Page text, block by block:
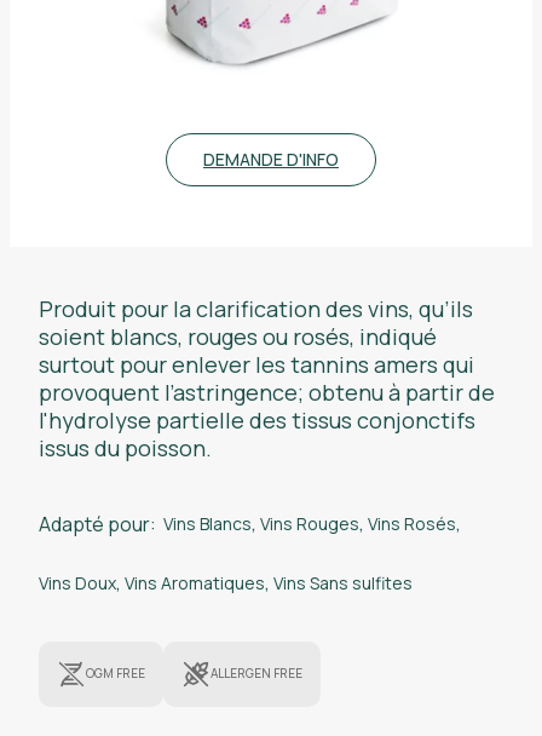
DEMANDE D'INFO
Produit pour la clarification des vins, qu’ils
soient blancs, rouges ou rosés, indiqué
surtout pour enlever les tannins amers qui
provoquent l’astringence; obtenu à partir de
l'hydrolyse partielle des tissus conjonctifs
issus du poisson.
Adapté pour: Vins Blancs, Vins Rouges, Vins Rosés,
Vins Doux, Vins Aromatiques, Vins Sans sulfites
OGM FREE ALLERGEN FREE